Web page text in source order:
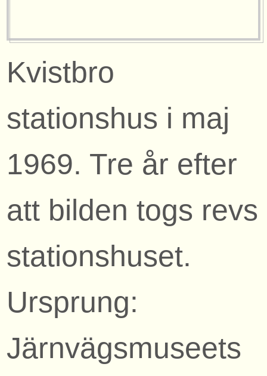
Kvistbro
stationshus i maj
1969. Tre år efter
att bilden togs revs
stationshuset.
Ursprung:
Järnvägsmuseets